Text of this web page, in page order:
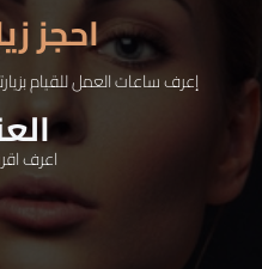
احجز
إعرف ساعات العمل للقيام
اعرف